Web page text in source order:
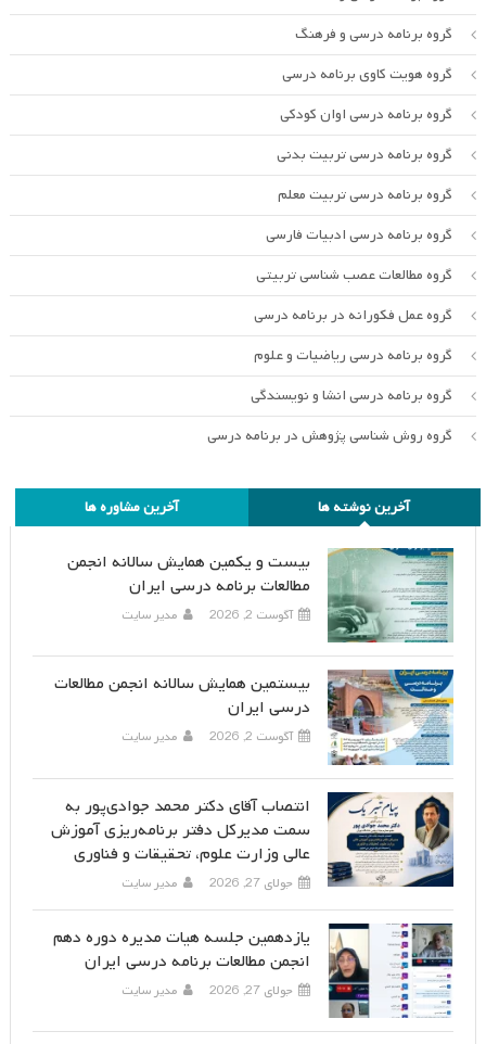
گروه برنامه درسی و فرهنگ
گروه هویت کاوی برنامه درسی
گروه برنامه درسی اوان کودکی
گروه برنامه درسی تربیت بدنی
گروه برنامه درسی تربیت معلم
گروه برنامه درسی ادبیات فارسی
گروه مطالعات عصب شناسی تربیتی
گروه عمل فکورانه در برنامه درسی
گروه برنامه درسی ریاضیات و علوم
گروه برنامه درسی انشا و نویسندگی
گروه روش شناسی پژوهش در برنامه درسی
آخرین نوشته ها آخرین مشاوره ها
بیست و یکمین همایش سالانه انجمن
مطالعات برنامه درسی ایران
آگوست 2, 2026 مدیر سایت
بیستمین همایش سالانه انجمن مطالعات
درسی ایران
آگوست 2, 2026 مدیر سایت
انتصاب آقای دکتر محمد جوادی‌پور به
سمت مدیرکل دفتر برنامه‌ریزی آموزش
عالی وزارت علوم، تحقیقات و فناوری
جولای 27, 2026 مدیر سایت
یازدهمین جلسه هیات مدیره دوره دهم
انجمن مطالعات برنامه درسی ایران
جولای 27, 2026 مدیر سایت